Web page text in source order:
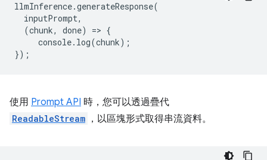
llmInference.generateResponse(
inputPrompt,
(chunk, done) => {
console. log(chunk);
});
使用 Prompt API 時，您可以透過疊代
ReadableStream ，以區塊形式取得串流資料。